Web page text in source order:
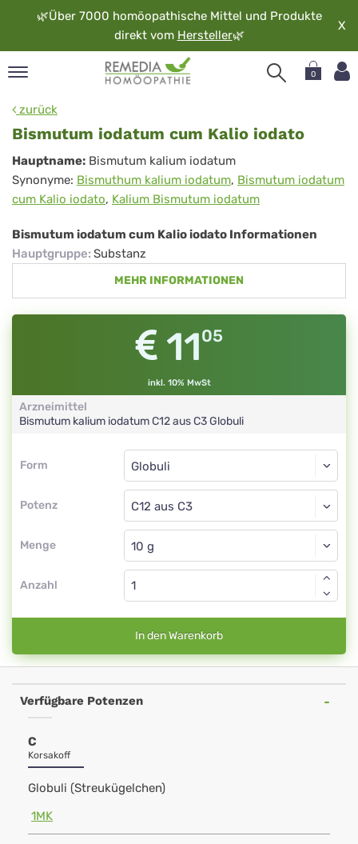
🌿Über 7000 homöopathische Mittel und Produkte
direkt vom Hersteller🌿
X
0
zurück
Bismutum iodatum cum Kalio iodato
Bismutum
iodatum
cum
Kalio
iodato
Hauptname: Bismutum kalium iodatum
Synonyme: Bismuthum kalium iodatum, Bismutum iodatum
cum Kalio iodato, Kalium Bismutum iodatum
Bismutum iodatum cum Kalio iodato Informationen
Hauptgruppe: Substanz
MEHR INFORMATIONEN
1105
inkl. 10% MwSt
Arzneimittel
Bismutum kalium iodatumC12 aus C3Globuli
Form
Form
Potenz
Globuli
C12 aus C3
Menge
Globuli
Anzahl
In den Warenkorb
Verfügbare Potenzen
C
Korsakoff
Globuli (Streukügelchen)
1MK